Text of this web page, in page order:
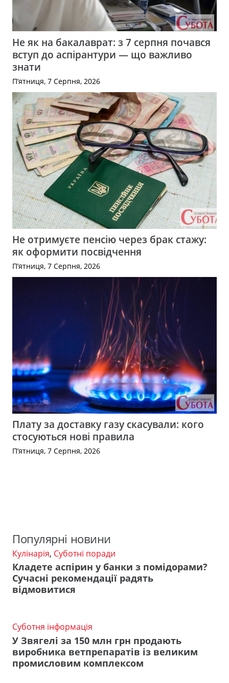
Не як на бакалаврат: з 7 серпня почався
вступ до аспірантури — що важливо
знати
П’ятниця, 7 Серпня, 2026
Не отримуєте пенсію через брак стажу:
як оформити посвідчення
П’ятниця, 7 Серпня, 2026
Плату за доставку газу скасували: кого
стосуються нові правила
П’ятниця, 7 Серпня, 2026
Популярні новини
Кулінарія, Суботні поради
Кладете аспірин у банки з помідорами?
Сучасні рекомендації радять
відмовитися
Суботня інформація
У Звягелі за 150 млн грн продають
виробника ветпрепаратів із великим
промисловим комплексом